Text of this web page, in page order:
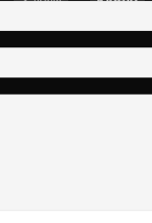
Copyright © 2023